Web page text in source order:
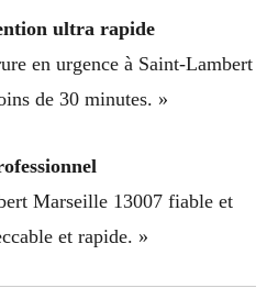
ultra rapide
en urgence à Saint-Lambert
de 30 minutes. »
Marseille 13007 fiable et
et rapide. »